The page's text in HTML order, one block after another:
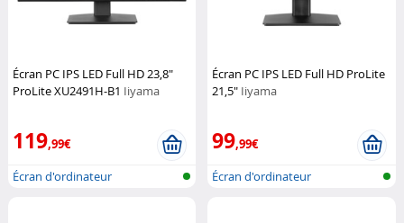
Écran PC IPS LED Full HD 23,8"
ProLite XU2491H-B1 Iiyama
119,99€
Écran d'ordinateur
Écran PC IPS LED Full HD ProLite
21,5" Iiyama
99,99€
Écran d'ordinateur